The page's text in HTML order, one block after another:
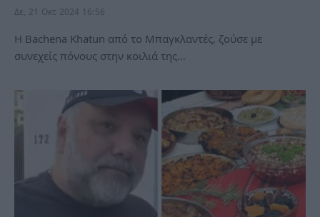
Δε, 21 Οκτ 2024 16:56
H Bachena Khatun από το Μπαγκλαντές, ζούσε με
συνεχείς πόνους στην κοιλιά της…